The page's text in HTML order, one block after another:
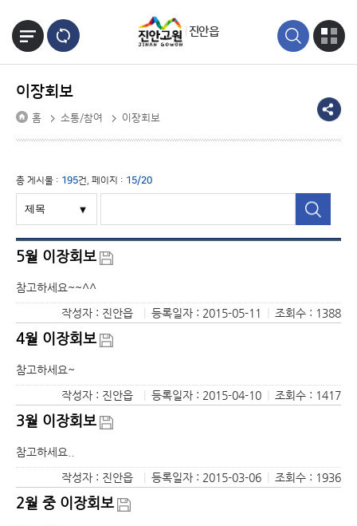
진안읍
이장회보
홈 소통/참여 이장회보
총 게시물 : 195건, 페이지 : 15/20
5월 이장회보
참고하세요~~^^
작성자 : 진안읍
등록일자 : 2015-05-11 조회수 : 1388
4월 이장회보
참고하세요~
작성자 : 진안읍
등록일자 : 2015-04-10 조회수 : 1417
3월 이장회보
참고하세요..
작성자 : 진안읍
등록일자 : 2015-03-06 조회수 : 1936
2월 중 이장회보